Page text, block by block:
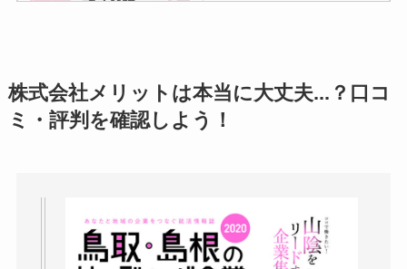
アトムクリニックは
怪しい？口コミ・評
ータバンクの口コ
ミ・評判は実際ど
株式会社メリットは本当に大丈夫...？口コ
ミ・評判を確認しよう！